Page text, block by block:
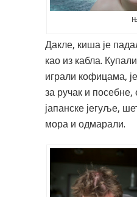
Дакле, киша је
као из кабла.
играли кофицама,
за ручак и посебне,
јапанске јегуље,
мора и одмарали.